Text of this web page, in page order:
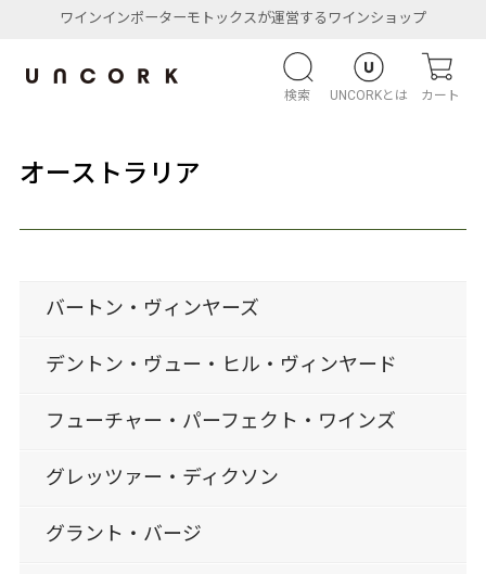
ワインインポーターモトックスが運営するワインショップ
検索 UNCORKとは カート
オーストラリア
バートン・ヴィンヤーズ
デントン・ヴュー・ヒル・ヴィンヤード
フューチャー・パーフェクト・ワインズ
グレッツァー・ディクソン
グラント・バージ